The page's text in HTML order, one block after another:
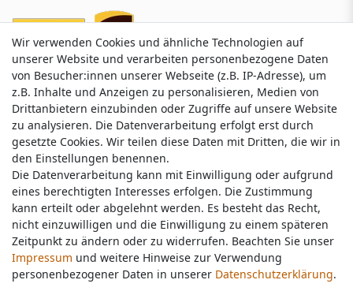
Service & Kontakt
Wünschen Sie einen Rückruf?
service@nawajo.de
Schreiben Sie uns:
service@nawajo.de
Wir verwenden Cookies und ähnliche Technologien auf
unserer Website und verarbeiten personenbezogene Daten
von Besucher:innen unserer Webseite (z.B. IP-Adresse), um
z.B. Inhalte und Anzeigen zu personalisieren, Medien von
Drittanbietern einzubinden oder Zugriffe auf unsere Website
zu analysieren. Die Datenverarbeitung erfolgt erst durch
gesetzte Cookies. Wir teilen diese Daten mit Dritten, die wir in
den Einstellungen benennen.
Die Datenverarbeitung kann mit Einwilligung oder aufgrund
eines berechtigten Interesses erfolgen. Die Zustimmung
kann erteilt oder abgelehnt werden. Es besteht das Recht,
nicht einzuwilligen und die Einwilligung zu einem späteren
Zeitpunkt zu ändern oder zu widerrufen. Beachten Sie unser
Impressum und weitere Hinweise zur Verwendung
personenbezogener Daten in unserer Daten­schutz­erklärung.
Wir verwenden Cookies und ähnliche Technologien auf
unserer Website und verarbeiten personenbezogene Daten
von Besucher:innen unserer Webseite (z.B. IP-Adresse), um
z.B. Inhalte und Anzeigen zu personalisieren, Medien von
Drittanbietern einzubinden oder Zugriffe auf unsere Website
zu analysieren. Die Datenverarbeitung erfolgt erst durch
gesetzte Cookies. Wir teilen diese Daten mit Dritten, die wir in
den Einstellungen benennen.
Die Datenverarbeitung kann mit Einwilligung oder aufgrund
eines berechtigten Interesses erfolgen. Die Zustimmung
kann erteilt oder abgelehnt werden. Es besteht das Recht,
nicht einzuwilligen und die Einwilligung zu einem späteren
Zeitpunkt zu ändern oder zu widerrufen. Beachten Sie unser
Impressum und weitere Hinweise zur Verwendung
personenbezogener Daten in unserer Daten­schutz­erklärung.